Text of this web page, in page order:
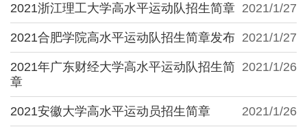
2021/1/27
2021浙江理工大学高水平运动队招生简章
2021/1/27
2021合肥学院高水平运动队招生简章发布
2021/1/26
2021年广东财经大学高水平运动队招生简
章
2021/1/26
2021安徽大学高水平运动员招生简章